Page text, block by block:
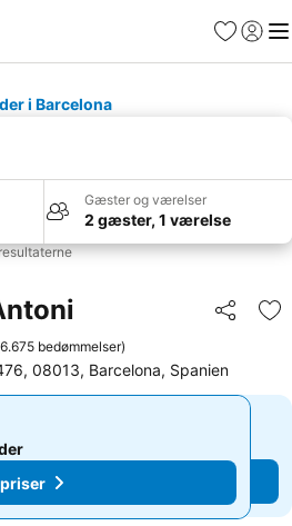
Favoritter
Log ind
i Barcelona
Gæster og værelser
2 gæster, 1 værelse
Del
6.675 bedømmelser)
08013, Barcelona, Spanien
Se priser
priser